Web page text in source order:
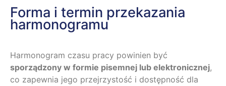
Forma i termin przekazania
harmonogramu
Harmonogram czasu pracy powinien być
sporządzony w formie pisemnej lub elektronicznej,
co zapewnia jego przejrzystość i dostępność dla